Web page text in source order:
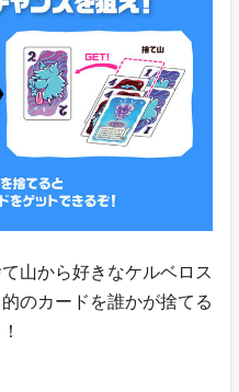
山から好きなケルベロス
のカードを誰かが捨てる